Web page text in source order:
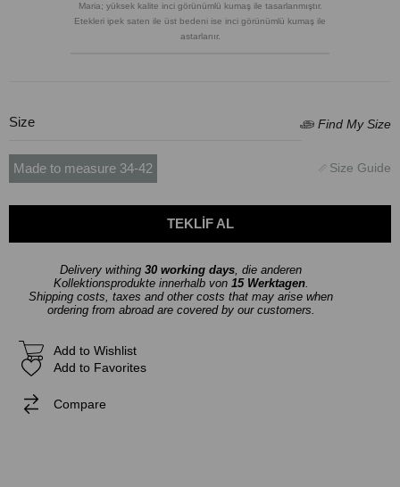
Maria; yüksek kalite inci görünümlü kumaş ile tasarlanmıştır.
Etekleri ipek saten ile üst bedeni ise inci görünümlü kumaş ile
astarlanır.
Size
Made to measure 34-42
Delivery withing 30 working days, die anderen
Kollektionsprodukte innerhalb von 15 Werktagen.
Shipping costs, taxes and other costs that may arise when
ordering from abroad are covered by our customers.
Add to Favorites
Add to Wishlist
Compare